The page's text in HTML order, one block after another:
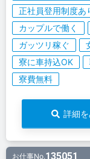
正社員登用制度あ
カップルで働く
ガッツリ稼ぐ
寮に車持込OK
寮費無料
詳細
お仕事No.135051